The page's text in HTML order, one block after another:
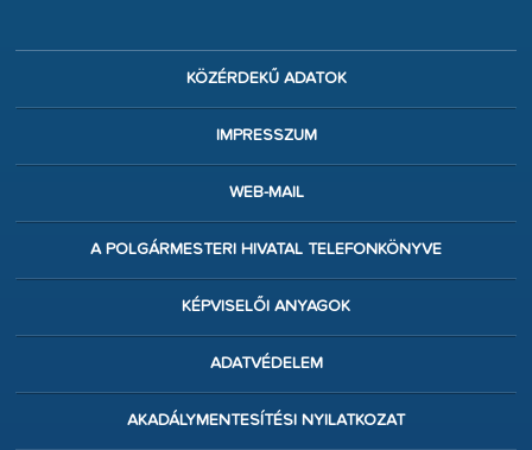
KÖZÉRDEKŰ ADATOK
IMPRESSZUM
WEB-MAIL
A POLGÁRMESTERI HIVATAL TELEFONKÖNYVE
KÉPVISELŐI ANYAGOK
ADATVÉDELEM
AKADÁLYMENTESÍTÉSI NYILATKOZAT